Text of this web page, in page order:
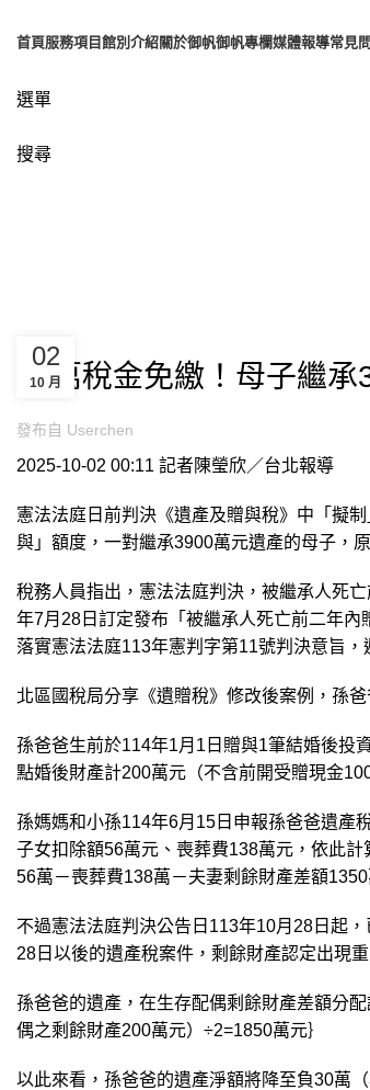
首頁服務項目 館別介紹關於御帆御帆專欄媒體報導常見
選單
搜尋
47萬稅金免繳！母子繼
發布自 Userchen
02
10 月
2025-10-02 00:11 記者陳瑩欣／台北報導
憲法法庭日前判決《遺產及贈與稅》中「擬
與」額度，一對繼承3900萬元遺產的母子，
稅務人員指出，憲法法庭判決，被繼承人死
年7月28日訂定發布「被繼承人死亡前二年
落實憲法法庭113年憲判字第11號判決意旨
北區國稅局分享《遺贈稅》修改後案例，孫
孫爸爸生前於114年1月1日贈與1筆結婚後投
點婚後財產計200萬元（不含前開受贈現金
孫媽媽和小孫114年6月15日申報孫爸爸遺產
子女扣除額56萬元、喪葬費138萬元，依此
56萬－喪葬費138萬－夫妻剩餘財產差額
不過憲法法庭判決公告日113年10月28日起
28日以後的遺產稅案件，剩餘財產認定出現重
孫爸爸的遺產，在生存配偶剩餘財產差額分
偶之剩餘財產200萬元）÷2=1850萬元｝
以此來看，孫爸爸的遺產淨額將降至負30萬